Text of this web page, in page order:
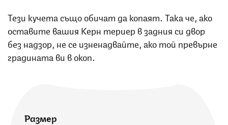
Тези кучета също обичат да копаят. Така че, ако
оставите вашия Керн териер в задния си двор
без надзор, не се изненадвайте, ако той превърне
градината ви в окоп.
Размер